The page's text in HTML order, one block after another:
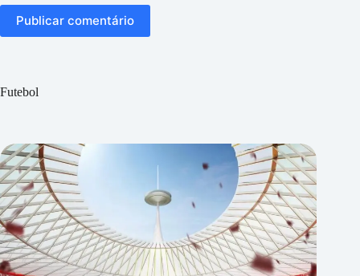
Publicar comentário
Futebol